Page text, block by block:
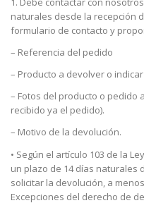
naturales desde la recepción
formulario de contacto y
– Referencia del pedido
– Producto a devolver o
– Fotos del producto o pedido
recibido ya el pedido).
– Motivo de la devolución.
• Según el artículo 103 de la
un plazo de 14 días naturales
solicitar la devolución, a
Excepciones del derecho de